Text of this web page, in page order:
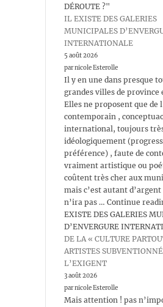
DÉROUTE ?"
IL EXISTE DES GALERIES
MUNICIPALES
INTERNATIONALE
5 août 2026
par nicole Esterolle
Il y en une dans presque
grandes villes de province
Elles ne proposent que de
contemporain ,
international, toujours
idéologiquement
préférence) , faute de
vraiment artistique ou
coûtent très cher aux
mais c’est autant
n’ira pas … Continue
EXISTE DES GALERIES
D’ENVERGURE
DE LA « CULTURE
ARTISTES
L’EXIGENT
3 août 2026
par nicole Esterolle
Mais attention ! pas